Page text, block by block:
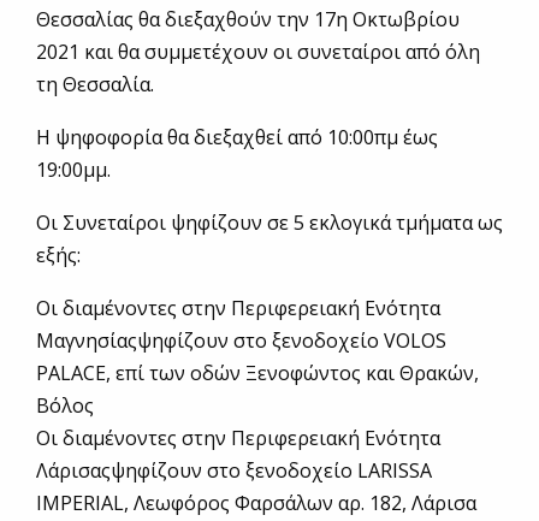
Θεσσαλίας θα διεξαχθούν την 17η Οκτωβρίου
2021 και θα συμμετέχουν οι συνεταίροι από όλη
τη Θεσσαλία.
Η ψηφοφορία θα διεξαχθεί από 10:00πμ έως
19:00μμ.
Οι Συνεταίροι ψηφίζουν σε 5 εκλογικά τμήματα ως
εξής:
Οι διαμένοντες στην Περιφερειακή Ενότητα
Μαγνησίαςψηφίζουν στο ξενοδοχείο VOLOS
PALACE, επί των οδών Ξενοφώντος και Θρακών,
Βόλος
Οι διαμένοντες στην Περιφερειακή Ενότητα
Λάρισαςψηφίζουν στο ξενοδοχείο LARISSA
IMPERIAL, Λεωφόρος Φαρσάλων αρ. 182, Λάρισα